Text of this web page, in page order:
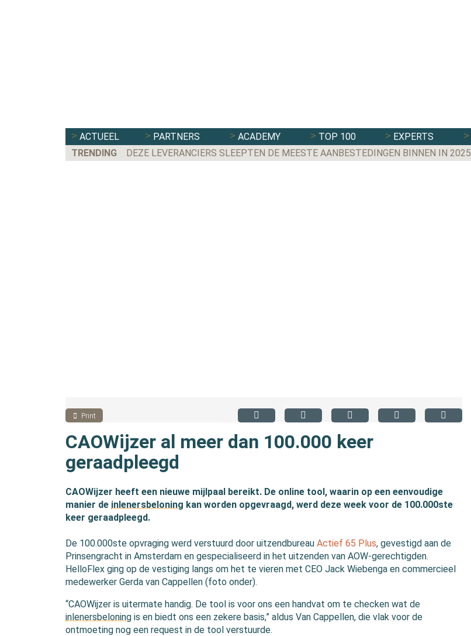
ACTUEEL PARTNERS ACADEMY TOP 100 EXPERTS
TRENDING
DEZE LEVERANCIERS SLEEPTEN DE MEESTE AANBESTEDINGEN BINNEN IN 2025
Print
CAOWijzer al meer dan 100.000 keer
geraadpleegd
CAOWijzer heeft een nieuwe mijlpaal bereikt. De online tool, waarin op een eenvoudige
manier de inlenersbeloning kan worden opgevraagd, werd deze week voor de 100.000ste
keer geraadpleegd.
De 100.000ste opvraging werd verstuurd door uitzendbureau Actief 65 Plus, gevestigd aan de
Prinsengracht in Amsterdam en gespecialiseerd in het uitzenden van AOW-gerechtigden.
HelloFlex ging op de vestiging langs om het te vieren met CEO Jack Wiebenga en commercieel
medewerker Gerda van Cappellen (foto onder).
“CAOWijzer is uitermate handig. De tool is voor ons een handvat om te checken wat de
inlenersbeloning is en biedt ons een zekere basis,” aldus Van Cappellen, die vlak voor de
ontmoeting nog een request in de tool verstuurde.